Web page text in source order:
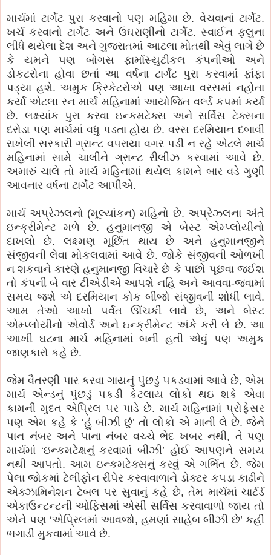
માર્ચમાં ટાર્ગેટ પુરા કરવાનો પણ મહિમા છે. વેચવાનાં ટાર્ગેટ.
ખર્ચ કરવાનો ટાર્ગેટ અને ઉઘરાણીનો ટાર્ગેટ. સ્વાઈન ફ્લુના
લીધે થયેલા દેશ અને ગુજરાતમાં આટલા મોતથી એવું લાગે છે
કે યમને પણ બોગસ ફાર્માસ્યુટીકલ કંપનીઓ અને
ડોકટરોના હોવા છતાં આ વર્ષના ટાર્ગેટ પુરા કરવામાં ફાંફા
પડ્યા હશે. અમુક ક્રિકેટરોએ પણ આખા વરસમાં નહોતા
કર્યા એટલા રન માર્ચ મહિનામાં આયોજિત વર્લ્ડ કપમાં કર્યા
છે. લક્ષ્યાંક પુરા કરવા ઇન્કમટેક્સ અને સર્વિસ ટેક્સના
દરોડા પણ માર્ચમાં વધુ પડતા હોય છે. વરસ દરમિયાન દબાવી
રાખેલી સરકારી ગ્રાન્ટ વપરાયા વગર પડી ન રહે એટલે માર્ચ
મહિનામાં સામે ચાલીને ગ્રાન્ટ રીલીઝ કરવામાં આવે છે.
અમારું ચાલે તો માર્ચ મહિનામાં થયેલ કામને બાર વડે ગુણી
આવનાર વર્ષના ટાર્ગેટ આપીએ.
માર્ચ અપ્રેઝલનો (મૂલ્યાંકન) મહિનો છે. અપ્રેઝ્લના અંતે
ઇન્ક્રીમેન્ટ મળે છે. હનુમાનજી એ બેસ્ટ એમ્પ્લોયીનો
દાખલો છે. લક્ષ્મણ મૂર્છિત થાય છે અને હનુમાનજીને
સંજીવની લેવા મોકલવામાં આવે છે. જોકે સંજીવની ઓળખી
ન શકવાને કારણે હનુમાનજી વિચારે છે કે પાછો પૂછવા જઈશ
તો કંપની બે વાર ટીએડીએ આપશે નહિ અને આવવા-જવામાં
સમય જશે એ દરમિયાન કોક બીજો સંજીવની શોધી લાવે.
આમ તેઓ આખો પર્વત ઊંચકી લાવે છે, અને બેસ્ટ
એમ્પ્લોયીનો એવોર્ડ અને ઇન્ક્રીમેન્ટ અંકે કરી લે છે. આ
આખી ઘટના માર્ચ મહિનામાં બની હતી એવું પણ અમુક
જાણકારો કહે છે.
જેમ વૈતરણી પાર કરવા ગાયનું પુંછડું પકડવામાં આવે છે, એમ
માર્ચ એન્ડનું પુંછડું પકડી કેટલાય લોકો થઇ શકે એવા
કામની મુદત એપ્રિલ પર પાડે છે. માર્ચ મહિનામાં પ્રોફેસર
પણ એમ કહે કે ‘હું બીઝી છું’ તો લોકો એ માની લે છે. જેને
પાન નંબર અને પાના નંબર વચ્ચે ભેદ ખબર નથી, તે પણ
માર્ચમાં ‘ઇન્કમટેક્ષનું કરવામાં બીઝી’ હોઈ આપણને સમય
નથી આપતો. આમ ઇન્કમટેક્સનું કરવું એ ગર્ભિત છે. જેમ
પેલા જોકમાં ટેલીફોન રીપેર કરવાવાળાને ડોક્ટર કપડા કાઢીને
એક્ઝામિનેશન ટેબલ પર સુવાનું કહે છે, તેમ માર્ચમાં ચાર્ટર્ડ
એકાઉન્ટન્ટની ઓફિસમાં એસી સર્વિસ કરવાવાળો જાય તો
એને પણ ‘એપ્રિલમાં આવજો, હમણાં સાહેબ બીઝી છે’ કહી
ભગાડી મુકવામાં આવે છે.